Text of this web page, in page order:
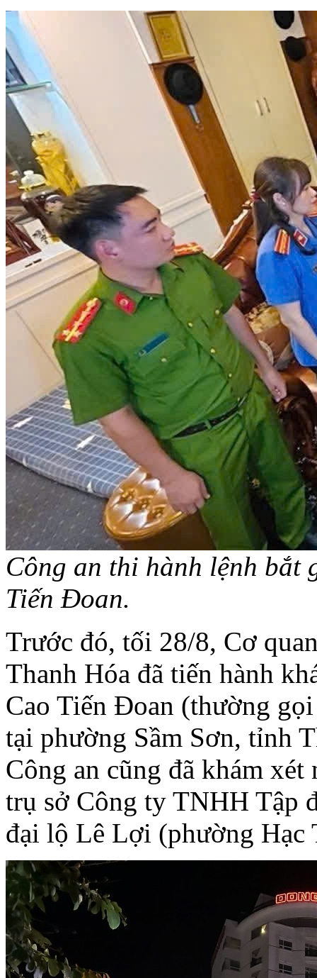
Công an thi hành lệnh bắt
Tiến Đoan.
Trước đó, tối 28/8, Cơ
Thanh Hóa đã tiến hành
Cao Tiến Đoan (thường
tại phường Sầm Sơn, tỉnh
Công an cũng đã khám
trụ sở Công ty TNHH Tập
đại lộ Lê Lợi (phường Hạc